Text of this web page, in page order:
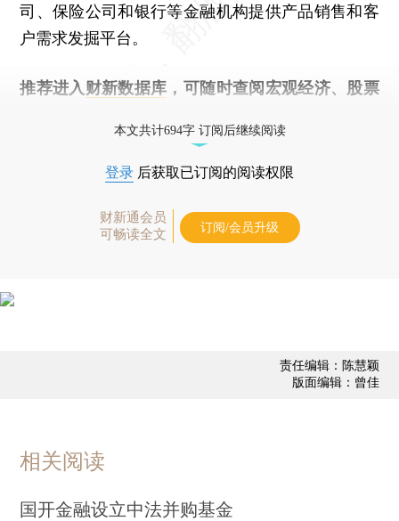
司、保险公司和银行等金融机构提供产品销售和客
户需求发掘平台。
推荐进入 财新数据库 ，可随时查阅宏观经济、股票
本文共计694字 订阅后继续阅读
登录 后获取已订阅的阅读权限
财新通会员
可畅读全文
订阅/会员升级
责任编辑：陈慧颖
版面编辑：曾佳
相关阅读
国开金融设立中法并购基金